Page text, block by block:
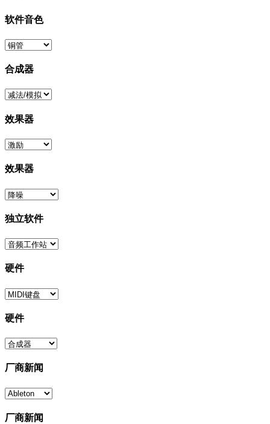
软件音色
合成器
效果器
效果器
独立软件
硬件
硬件
厂商新闻
厂商新闻